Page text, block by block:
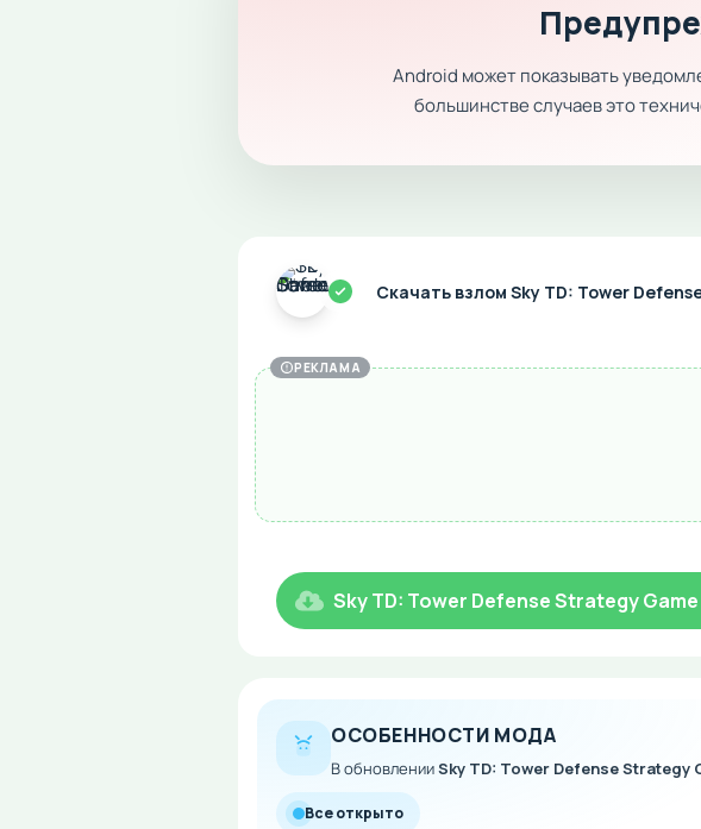
Android может показывать
большинстве случаев это
Скачать взлом Sky TD: Tower
РЕКЛАМА
Sky TD: Tower Defense Strategy Game
ОСОБЕННОСТИ МОДА
В обновленииSky TD: Tower Defense Strategy
Все открыто